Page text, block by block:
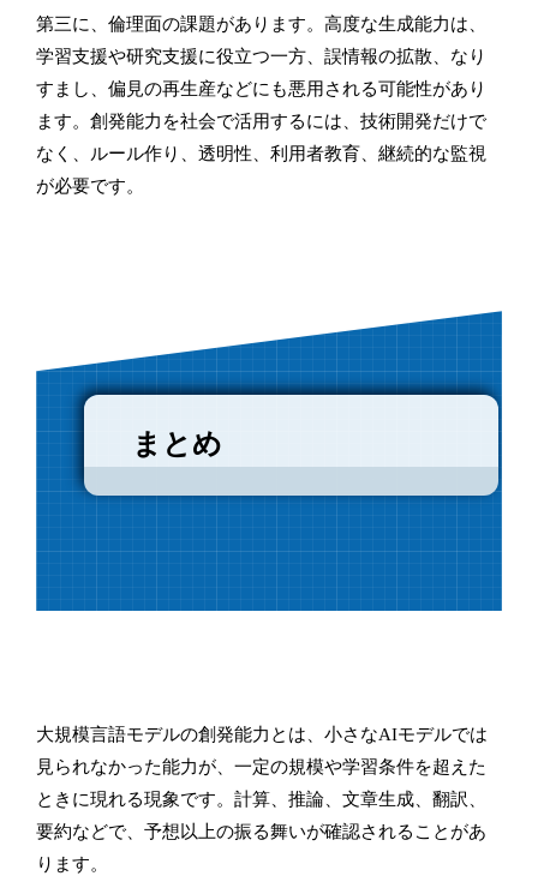
第三に、倫理面の課題があります。高度な生成能力は、
学習支援や研究支援に役立つ一方、誤情報の拡散、なり
すまし、偏見の再生産などにも悪用される可能性があり
ます。創発能力を社会で活用するには、技術開発だけで
なく、ルール作り、透明性、利用者教育、継続的な監視
が必要です。
まとめ
大規模言語モデルの創発能力とは、小さなAIモデルでは
見られなかった能力が、一定の規模や学習条件を超えた
ときに現れる現象です。計算、推論、文章生成、翻訳、
要約などで、予想以上の振る舞いが確認されることがあ
ります。